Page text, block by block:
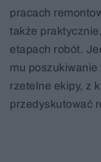
pracach
także
etapach robót.
mu poszukiwanie
rzetelne ekipy, z
przedyskutować